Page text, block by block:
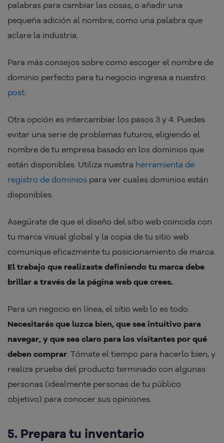
palabras para cambiar las cosas, o añadir una
pequeña adición al nombre, como una palabra que
aclare la industria.
Para más consejos sobre como escoger el nombre de
dominio perfecto para tu negocio ingresa a nuestro
post.
Otra opción es intercambiar los pasos 3 y 4. Puedes
evitar una serie de problemas futuros, eligiendo el
nombre de tu empresa basado en los dominios que
están disponibles. Utiliza nuestra herramienta de
registro de dominios para ver cuales dominios están
disponibles.
Asegúrate de que el diseño del sitio web coincida con
tu marca visual global y la copia de tu sitio web
comunique eficazmente tu posicionamiento de marca.
El trabajo que realizaste definiendo tu marca debe
brillar a través de la página web que crees.
Para un negocio en línea, el sitio web lo es todo.
Necesitarás que luzca bien, que sea intuitivo para
navegar, y que sea claro para los visitantes por qué
deben comprar. Tómate el tiempo para hacerlo bien, y
realiza prueba del producto terminado con algunas
personas (idealmente personas de tu público
objetivo) para conocer sus opiniones.
5. Prepara tu inventario